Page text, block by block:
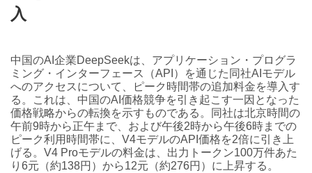
入
中国のAI企業DeepSeekは、アプリケーション・プログラ
ミング・インターフェース（API）を通じた同社AIモデル
へのアクセスについて、ピーク時間帯の追加料金を導入す
る。これは、中国のAI価格競争を引き起こす一因となった
価格戦略からの転換を示すものである。同社は北京時間の
午前9時から正午まで、および午後2時から午後6時までの
ピーク利用時間帯に、V4モデルのAPI価格を2倍に引き上
げる。V4 Proモデルの料金は、出力トークン100万件あた
り6元（約138円）から12元（約276円）に上昇する。